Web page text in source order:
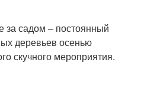
за садом – постоянный
деревьев осенью
скучного мероприятия.